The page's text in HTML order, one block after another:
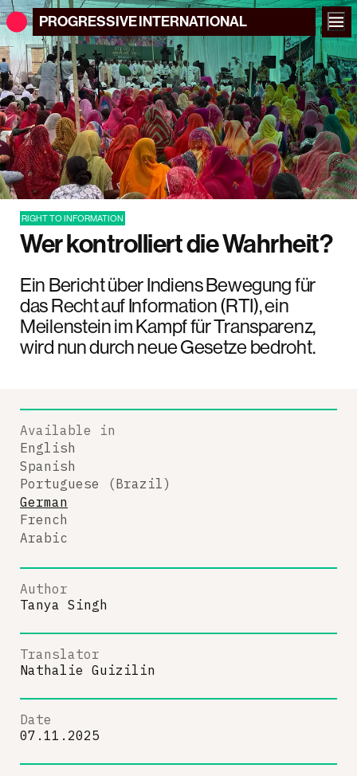
PROGRESSIVEINTERNATIONAL
RIGHT TO INFORMATION
Wer kontrolliert die Wahrheit?
Ein Bericht über Indiens Bewegung für
das Recht auf Information (RTI), ein
Meilenstein im Kampf für Transparenz,
wird nun durch neue Gesetze bedroht.
Available in
English
Spanish
Portuguese (Brazil)
German
French
Arabic
Author
Tanya Singh
Translator
Nathalie Guizilin
Date
07.11.2025